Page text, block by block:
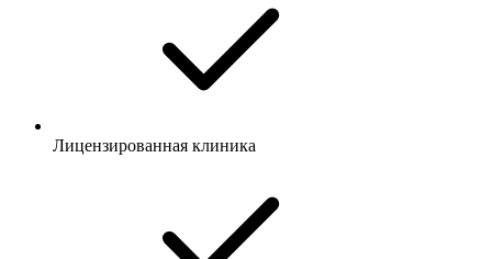
Лицензированная клиника